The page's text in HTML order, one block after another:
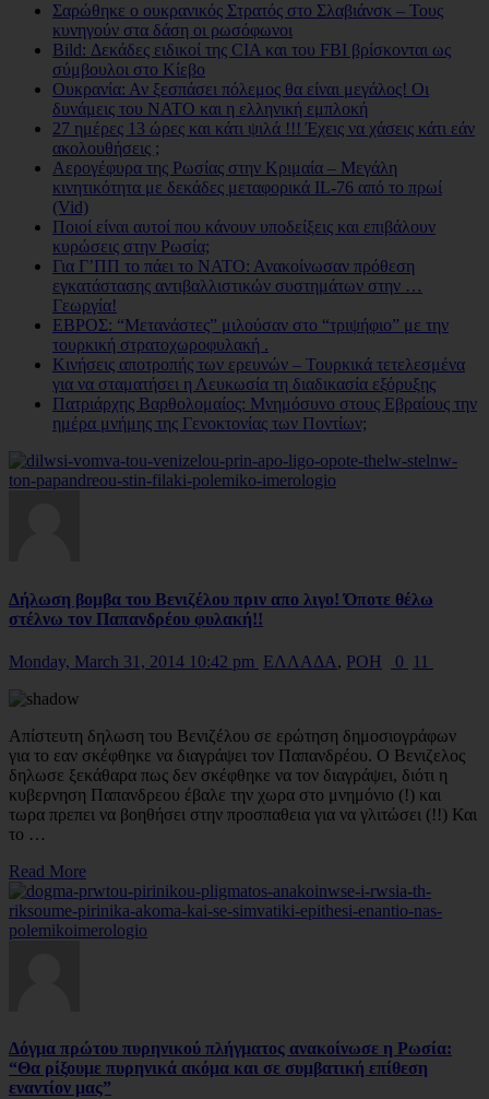
Σαρώθηκε ο ουκρανικός Στρατός στο Σλαβιάνσκ – Τους
κυνηγούν στα δάση οι ρωσόφωνοι
Bild: Δεκάδες ειδικοί της CIA και του FBI βρίσκονται ως
σύμβουλοι στο Κίεβο
Ουκρανία: Αν ξεσπάσει πόλεμος θα είναι μεγάλος! Οι
δυνάμεις του NATO και η ελληνική εμπλοκή
27 ημέρες 13 ώρες και κάτι ψιλά !!! Έχεις να χάσεις κάτι εάν
ακολουθήσεις ;
Αερογέφυρα της Ρωσίας στην Κριμαία – Μεγάλη
κινητικότητα με δεκάδες μεταφορικά IL-76 από το πρωί
(Vid)
Ποιοί είναι αυτοί που κάνουν υποδείξεις και επιβάλουν
κυρώσεις στην Ρωσία;
Για Γ’ΠΠ το πάει το ΝΑΤΟ: Ανακοίνωσαν πρόθεση
εγκατάστασης αντιβαλλιστικών συστημάτων στην …
Γεωργία!
ΕΒΡΟΣ: “Μετανάστες” μιλούσαν στο “τριψήφιο” με την
τουρκική στρατοχωροφυλακή .
Κινήσεις αποτροπής των ερευνών – Τουρκικά τετελεσμένα
για να σταματήσει η Λευκωσία τη διαδικασία εξόρυξης
Πατριάρχης Βαρθολομαίος: Μνημόσυνο στους Εβραίους την
ημέρα μνήμης της Γενοκτονίας των Ποντίων;
Δήλωση βομβα του Βενιζέλου πριν απο λιγο! Όποτε θέλω
στέλνω τον Παπανδρέου φυλακή!!
Monday, March 31, 2014 10:42 pm ΕΛΛΑΔΑ, ΡΟΗ 0 11
Απίστευτη δηλωση του Βενιζέλου σε ερώτηση δημοσιογράφων
για το εαν σκέφθηκε να διαγράψει τον Παπανδρέου. Ο Βενιζελος
δηλωσε ξεκάθαρα πως δεν σκέφθηκε να τον διαγράψει, διότι η
κυβερνηση Παπανδρεου έβαλε την χωρα στο μνημόνιο (!) και
τωρα πρεπει να βοηθήσει στην προσπαθεια για να γλιτώσει (!!) Και
το …
Read More
Δόγμα πρώτου πυρηνικού πλήγματος ανακοίνωσε η Ρωσία:
“Θα ρίξουμε πυρηνικά ακόμα και σε συμβατική επίθεση
εναντίον μας”